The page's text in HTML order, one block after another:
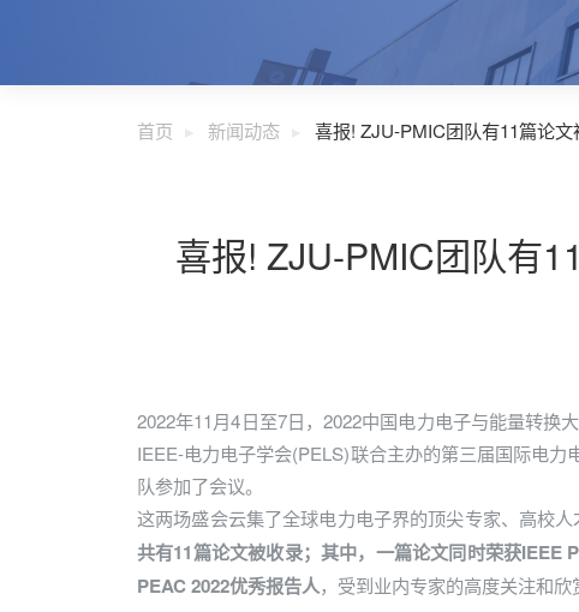
首页 新闻动态 喜报! ZJU-PMIC团队有11篇论文
喜报! ZJU-PMIC团队有
2022年11月4日至7日，2022中国电力电子与能量转换
IEEE-电力电子学会(PELS)联合主办的第三届国际电
队参加了会议。
这两场盛会云集了全球电力电子界的顶尖专家、高校
共有11篇论文被收录；其中，一篇论文同时荣获IEEE
PEAC 2022优秀报告人，受到业内专家的高度关注和欣